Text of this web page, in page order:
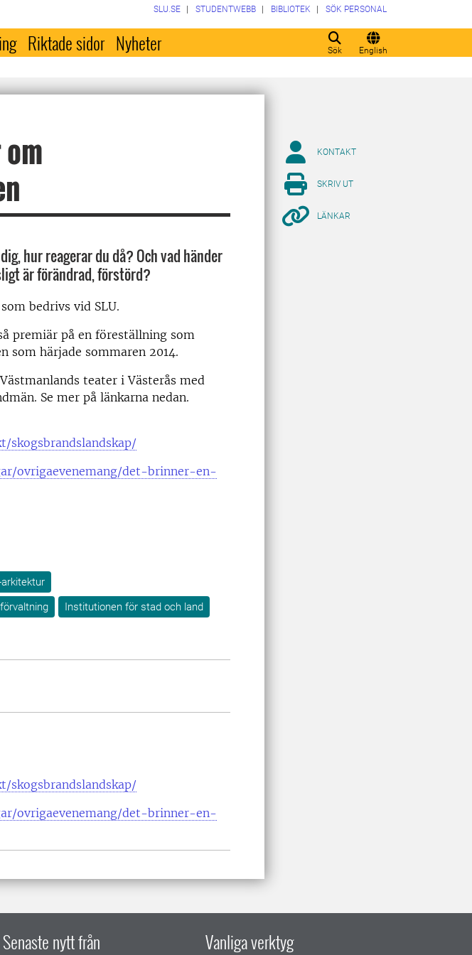
Sök English
SLU.SE STUDENTWEBB BIBLIOTEK SÖK PERSONAL
Riktade sidor Nyheter
hur reagerar du då? Och vad händer
är förändrad, förstörd?
bedrivs vid SLU.
premiär på en föreställning som
som härjade sommaren 2014.
teater i Västerås med
Se mer på länkarna nedan.
skogsbrandslandskap/
ovrigaevenemang/det-brinner-en-
Institutionen för stad och land
skogsbrandslandskap/
ovrigaevenemang/det-brinner-en-
KONTAKT
SKRIV UT
LÄNKAR
Senaste nytt från Vanliga verktyg